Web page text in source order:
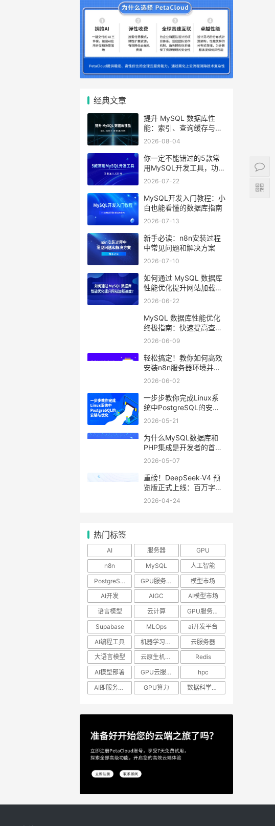
经典文章
提升 MySQL 数据库性
能：索引、查询缓存与参
数优化全解析
2026-08-04
你一定不能错过的5款常
用MySQL开发工具，功能
强大又好用
2026-07-22
MySQL开发入门教程：小
白也能看懂的数据库指南
2026-07-13
新手必读：n8n安装过程
中常见问题和解决方案
2026-07-10
如何通过 MySQL 数据库
性能优化提升网站加载速
度？
2026-06-22
MySQL 数据库性能优化
终极指南：快速提高查询
效率的10个技巧
2026-06-09
轻松搞定！教你如何高效
安装n8n服务器环境并运
行流程
2026-06-02
一步步教你完成Linux系
统中PostgreSQL的安装
与优化
2026-05-21
为什么MySQL数据库和
PHP集成是开发者的首
选？
2026-05-07
重磅！DeepSeek-V4 预
览版正式上线：百万字超
长上下文，Agent与推理
2026-04-24
热门标签
AI 服务器
GPU
n8n
MySQL
人工智能
PostgreSQL
GPU服务器
模型市场
AI开发
AIGC
AI模型市场
语言模型
云计算
GPU服务器租用
Supabase
MLOps
ai开发平台
AI编程工具
机器学习模型
云服务器
大语言模型
云原生机器学习
Redis
AI模型部署
GPU云服务器
hpc
AI即服务平台
GPU算力 数据科学工作流